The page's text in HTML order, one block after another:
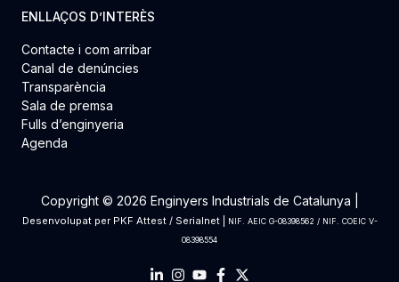
ENLLAÇOS D’INTERÈS
Contacte i com arribar
Canal de denúncies
Transparència
Sala de premsa
Fulls d’enginyeria
Agenda
Copyright © 2026 Enginyers Industrials de Catalunya |
Desenvolupat per PKF Attest/ Serialnet|
NIF. AEIC G-08398562 / NIF. COEIC V-
08398554